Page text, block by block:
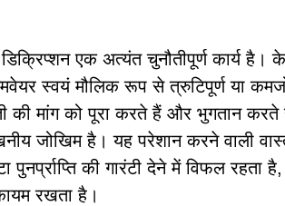
एक अत्यंत चुनौतीपूर्ण कार्य है।
स्वयं मौलिक रूप से त्रुटिपूर्ण या
की मांग को पूरा करते हैं और भुगतान
जोखिम है। यह परेशान करने वाली
की गारंटी देने में विफल रहता
रखता है।